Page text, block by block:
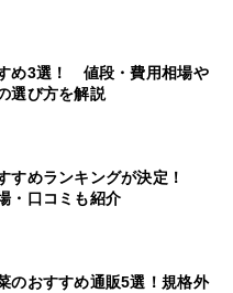
め3選！ 値段・費用相場や
選び方を解説
すめランキングが決定！
・口コミも紹介
のおすすめ通販5選！規格外